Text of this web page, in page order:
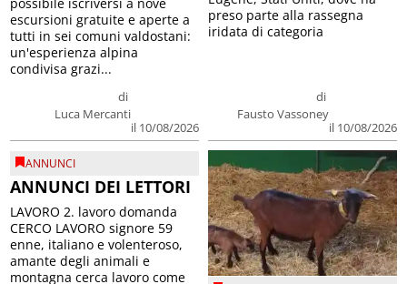
di
Luca Mercanti
il 10/08/2026
escursioni gratuite e aperte a
tutti in sei comuni valdostani:
un'esperienza alpina
condivisa grazi...
di
Fausto Vassoney
il 10/08/2026
preso parte alla rassegna
iridata di categoria
ANNUNCI
ANNUNCI DEI LETTORI
LAVORO 2. lavoro domanda
CERCO LAVORO signore 59
enne, italiano e volenteroso,
amante degli animali e
montagna cerca lavoro come